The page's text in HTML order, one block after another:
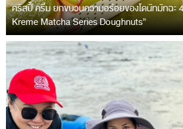
คริสปี้ ครีม ยกขบวนความอร่อยของโดนัทมัทฉะ
Kreme Matcha Series Doughnuts”